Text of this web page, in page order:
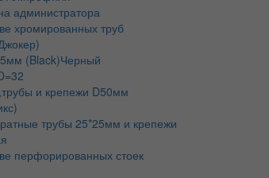
администратора
хромированных труб
(Black)Черный
и крепежи D50мм
трубы 25*25мм и крепежи
перфорированных стоек